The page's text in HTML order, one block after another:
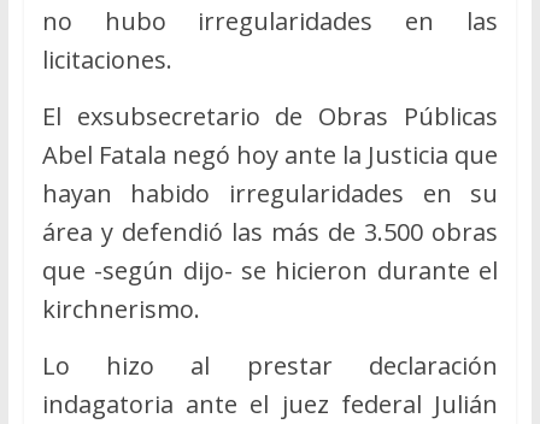
no hubo irregularidades en las
licitaciones.
El exsubsecretario de Obras Públicas
Abel Fatala negó hoy ante la Justicia que
hayan habido irregularidades en su
área y defendió las más de 3.500 obras
que -según dijo- se hicieron durante el
kirchnerismo.
Lo hizo al prestar declaración
indagatoria ante el juez federal Julián